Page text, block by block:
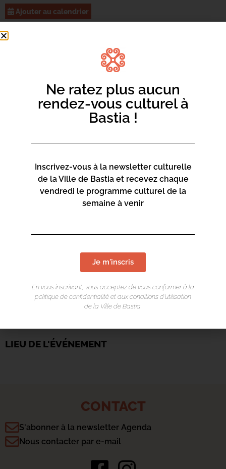
Ajouter au calendrier
Tél. : 0688551036
Fanou Torracinta vous donne rendez-vous les 18 et 19
novembre à la fabrique pour vous présenter en concert
Entre entre compositions originales et standards
réarrangés, laissez transportés par sa musique unique.
LIEU DE L'ÉVÉNEMENT
CONTACT
S'abonner à la newsletter Agenda
Nous contacter par e-mail
Ne ratez plus aucun
rendez-vous culturel à
Bastia !
Inscrivez-vous à la newsletter culturelle
de la Ville de Bastia et recevez chaque
vendredi le programme culturel de la
semaine à venir
Je m'inscris
En vous inscrivant, vous acceptez de vous conformer à la
politique de confidentialité et aux conditions d’utilisation
de la Ville de Bastia.